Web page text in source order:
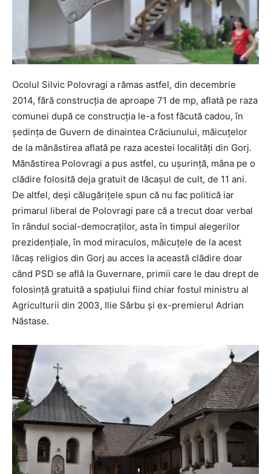
Ocolul Silvic Polovragi a rămas astfel, din decembrie
2014, fără construcţia de aproape 71 de mp, aflată pe raza
comunei după ce construcţia le-a fost făcută cadou, în
şedinţa de Guvern de dinaintea Crăciunului, măicuţelor
de la mănăstirea aflată pe raza acestei localităţi din Gorj.
Mănăstirea Polovragi a pus astfel, cu uşurinţă, mâna pe o
clădire folosită deja gratuit de lăcaşul de cult, de 11 ani.
De altfel, deşi călugăriţele spun că nu fac politică iar
primarul liberal de Polovragi pare că a trecut doar verbal
în rândul social-democraţilor, asta în timpul alegerilor
prezidenţiale, în mod miraculos, măicuţele de la acest
lăcaş religios din Gorj au acces la această clădire doar
când PSD se află la Guvernare, primii care le dau drept de
folosinţă gratuită a spaţiului fiind chiar fostul ministru al
Agriculturii din 2003, Ilie Sârbu şi ex-premierul Adrian
Năstase.